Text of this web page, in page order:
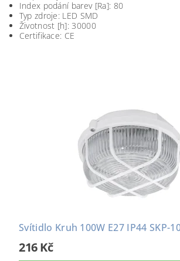
Index podání barev [Ra]: 80
Typ zdroje: LED SMD
Životnost [h]: 30000
Certifikace: CE
Svítidlo Kruh 100W E27 IP44 SKP-
216 Kč